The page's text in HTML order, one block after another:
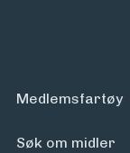
Medlemsfartøy
Søk om midler